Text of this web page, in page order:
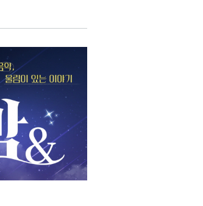
2026년 08월 08일(토)
2026년 08월 08일(토)
2026년 08월 08일(토)
2026년 08월 08일(토)
2026년 08월 08일(토)
2026년 08월 08일(토)
2026년 08월 08일(토)